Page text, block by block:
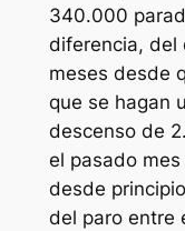
340.000
diferencia, del
meses desde
que se hagan
descenso de
el pasado
desde
del paro entre